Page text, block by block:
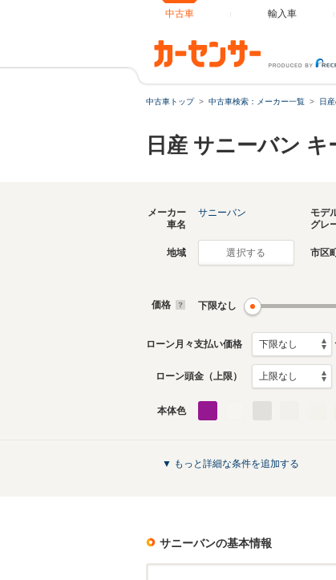
中古車 輸入車
中古車トップ 中古車検索：メーカー一覧 日
日産 サニーバン
メーカー
車名
サニーバン
モデ
グレ
地域 選択する 市区
価格 下限なし
ローン月々支払い価格
ローン頭金（上限）
本体色
▼ もっと詳細な条件を追加する
サニーバンの基本情報